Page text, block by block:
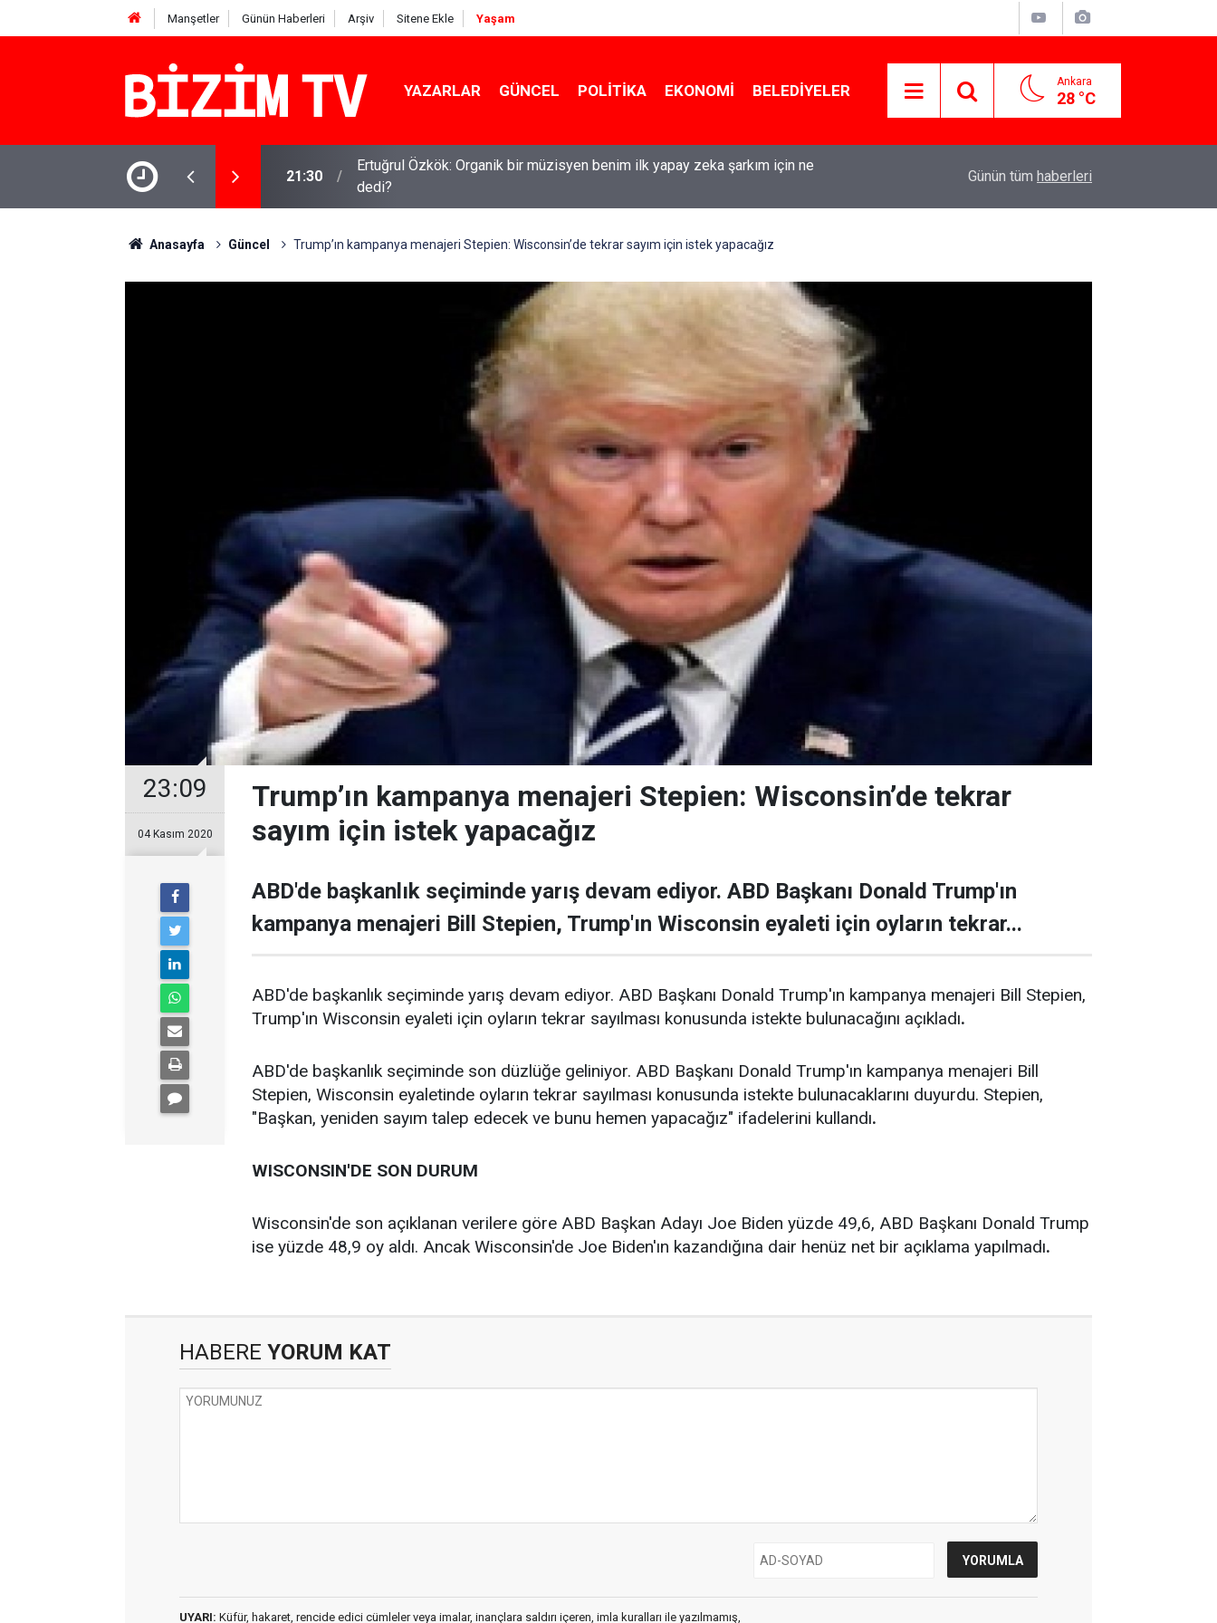
Manşetler Günün Haberleri Arşiv Sitene Ekle Yaşam
YAZARLAR GÜNCEL POLITIKA EKONOMI BELEDIYELER Ankara
28 °C
Gram, çeyrek ve Cumhuriyet altını
21:30
Ertuğrul Özkök: Organik bir müzisyen benim ilk yapay zeka şarkım için ne
dedi?
Günün tüm haberleri
Anasayfa Güncel Trump’ın kampanya menajeri Stepien: Wisconsin’de tekrar sayım için istek yapacağız
23:09
04 Kasım 2020
Trump’ın kampanya menajeri Stepien: Wisconsin’de tekrar
sayım için istek yapacağız
ABD'de başkanlık seçiminde yarış devam ediyor. ABD Başkanı Donald Trump'ın
kampanya menajeri Bill Stepien, Trump'ın Wisconsin eyaleti için oyların tekrar...
ABD'de başkanlık seçiminde yarış devam ediyor. ABD Başkanı Donald Trump'ın kampanya menajeri Bill Stepien,
Trump'ın Wisconsin eyaleti için oyların tekrar sayılması konusunda istekte bulunacağını açıkladı.
ABD'de başkanlık seçiminde son düzlüğe geliniyor. ABD Başkanı Donald Trump'ın kampanya menajeri Bill
Stepien, Wisconsin eyaletinde oyların tekrar sayılması konusunda istekte bulunacaklarını duyurdu. Stepien,
"Başkan, yeniden sayım talep edecek ve bunu hemen yapacağız" ifadelerini kullandı.
WISCONSIN'DE SON DURUM
Wisconsin'de son açıklanan verilere göre ABD Başkan Adayı Joe Biden yüzde 49,6, ABD Başkanı Donald Trump
ise yüzde 48,9 oy aldı. Ancak Wisconsin'de Joe Biden'ın kazandığına dair henüz net bir açıklama yapılmadı.
HABERE YORUM KAT
UYARI: Küfür, hakaret, rencide edici cümleler veya imalar, inançlara saldırı içeren, imla kuralları ile yazılmamış,